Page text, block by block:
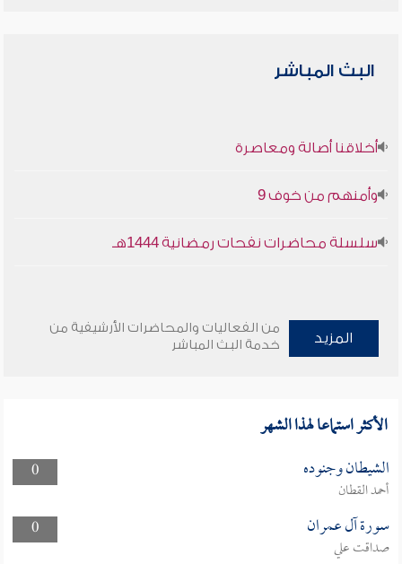
البث المباشر
أخلاقنا أصالة ومعاصرة
وأمنهم من خوف 9
سلسلة محاضرات نفحات رمضانية 1444هـ
المزيد
من الفعاليات والمحاضرات الأرشيفية من
خدمة البث المباشر
الأكثر استماعا لهذا الشهر
0 الشيطان وجنوده
أحمد القطان
0
سورة آل عمران
صداقت علي